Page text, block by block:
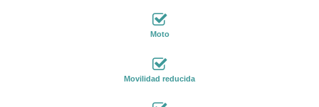
Moto
Movilidad reducida